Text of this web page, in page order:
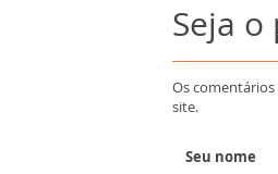
Seja
Os
site.
Seu nome